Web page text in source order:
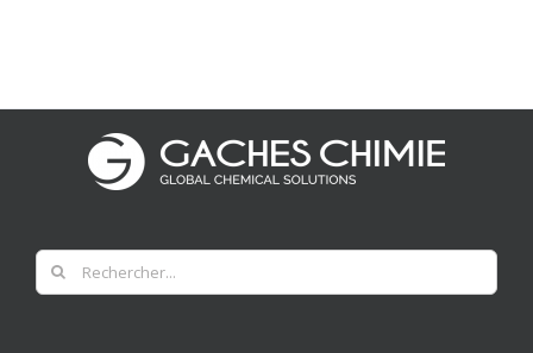
Rechercher